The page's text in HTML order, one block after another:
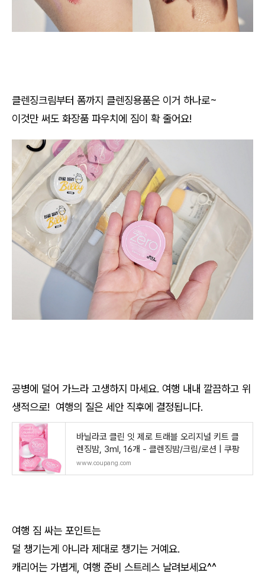
클렌징크림부터 폼까지 클렌징용품은 이거 하나로~
이것만 써도 화장품 파우치에 짐이 확 줄어요!
공병에 덜어 가느라 고생하지 마세요. 여행 내내 깔끔하고 위
생적으로! 여행의 질은 세안 직후에 결정됩니다.
바닐라코 클린 잇 제로 트래블 오리지널 키트 클
렌징밤, 3ml, 16개 - 클렌징밤/크림/로션 | 쿠팡
www.coupang.com
여행 짐 싸는 포인트는
덜 챙기는게 아니라 제대로 챙기는 거예요.
캐리어는 가볍게, 여행 준비 스트레스 날려보세요^^